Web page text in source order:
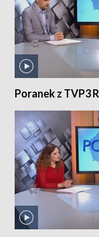
Poranek z TVP3